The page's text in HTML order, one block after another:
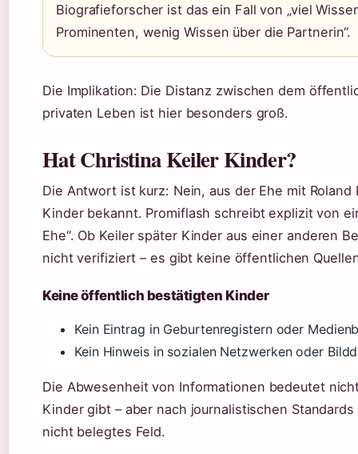
Biografieforscher ist das ein Fall von „viel
Prominenten, wenig Wissen über die Partnerin“.
Die Implikation: Die Distanz zwischen dem
privaten Leben ist hier besonders groß.
Hat Christina Keiler Kinder?
Die Antwort ist kurz: Nein, aus der Ehe mit Roland
Kinder bekannt. Promiflash schreibt explizit von
Ehe“. Ob Keiler später Kinder aus einer anderen
nicht verifiziert – es gibt keine öffentlichen
Keine öffentlich bestätigten Kinder
Kein Eintrag in Geburtenregistern oder
Kein Hinweis in sozialen Netzwerken oder
Die Abwesenheit von Informationen bedeutet
Kinder gibt – aber nach journalistischen
nicht belegtes Feld.